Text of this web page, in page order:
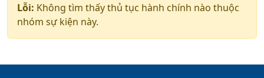
Lỗi: Không tìm thấy thủ tục hành chính nào thuộc
nhóm sự kiện này.